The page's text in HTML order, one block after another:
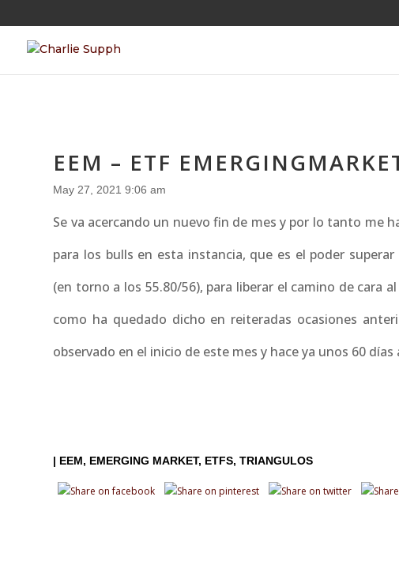
EEM – ETF
May 27, 2021 9:06 am
Se va acercando un nuevo fin de mes y por lo tanto me
para los bulls en esta instancia, que es el poder
(en torno a los 55.80/56), para liberar el camino de cara
como ha quedado dicho en reiteradas ocasiones
observado en el inicio de este mes y hace ya unos 60
| EEM EMERGING MARKET ETFS TRIANGULOS